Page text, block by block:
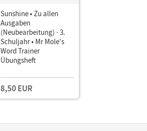
Sunshine • Zu allen
Ausgaben
(Neubearbeitung) · 3.
Schuljahr • Mr Mole's
Word Trainer
Übungsheft
8,50 EUR